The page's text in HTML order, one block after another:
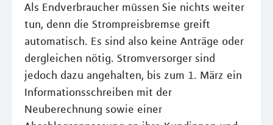
Als Endverbraucher müssen Sie nichts weiter
tun, denn die Strompreisbremse greift
automatisch. Es sind also keine Anträge oder
dergleichen nötig. Stromversorger sind
jedoch dazu angehalten, bis zum 1. März ein
Informationsschreiben mit der
Neuberechnung sowie einer